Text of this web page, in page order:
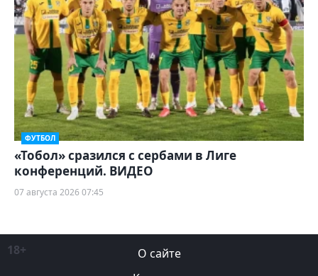
ФУТБОЛ
«Тобол» сразился с сербами в Лиге
конференций. ВИДЕО
07 августа 2026 07:45
18+
О сайте